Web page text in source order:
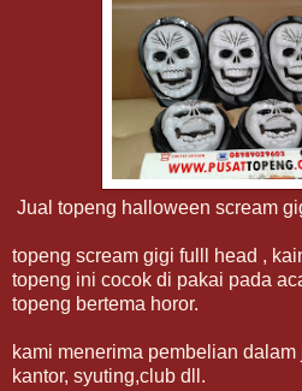
Jual topeng halloween scream
topeng scream gigi fulll head ,
topeng ini cocok di pakai pada
topeng bertema horor.
kami menerima pembelian
kantor, syuting,club dll.